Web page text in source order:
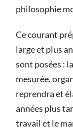
philosophie
Ce courant
large et plus
sont posées :
mesurée,
reprendra et
années plus
travail et le